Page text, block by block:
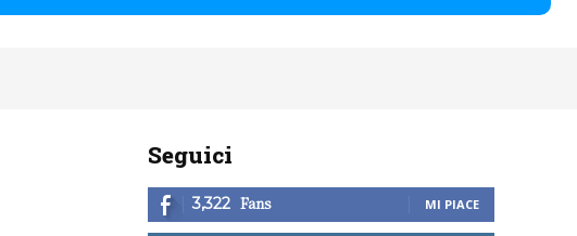
Seguici
3,322 Fans MI PIACE